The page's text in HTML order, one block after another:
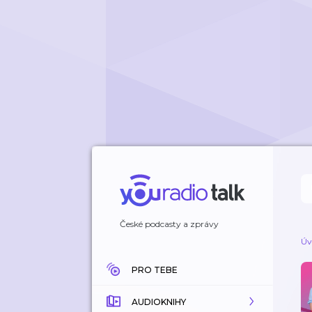
České podcasty a zprávy
PRO TEBE
AUDIOKNIHY